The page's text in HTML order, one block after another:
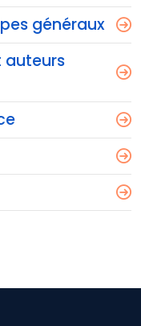
généraux
auteurs